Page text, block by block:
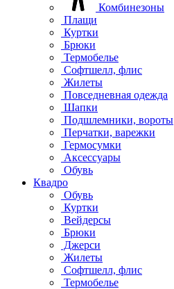
Комбинезоны
Плащи
Куртки
Брюки
Термобелье
Софтшелл, флис
Жилеты
Повседневная одежда
Шапки
Подшлемники, вороты
Перчатки, варежки
Гермосумки
Аксессуары
Обувь
Квадро
Обувь
Куртки
Вейдерсы
Брюки
Джерси
Жилеты
Софтшелл, флис
Термобелье